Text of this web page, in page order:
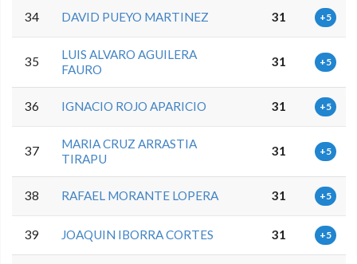
34 DAVID PUEYO MARTINEZ 31 +5
35
LUIS ALVARO AGUILERA
FAURO
31 +5
36 IGNACIO ROJO APARICIO 31 +5
37
MARIA CRUZ ARRASTIA
TIRAPU
31 +5
38 RAFAEL MORANTE LOPERA 31 +5
39 JOAQUIN IBORRA CORTES 31 +5